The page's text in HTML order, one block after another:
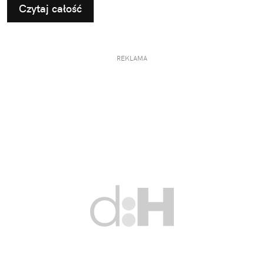
Czytaj całość
REKLAMA